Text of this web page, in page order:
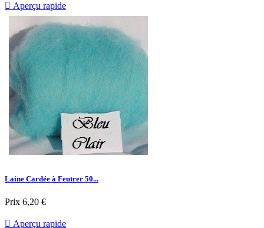
 Aperçu rapide
Laine Cardée à Feutrer 50...
Prix 6,20 €
 Aperçu rapide